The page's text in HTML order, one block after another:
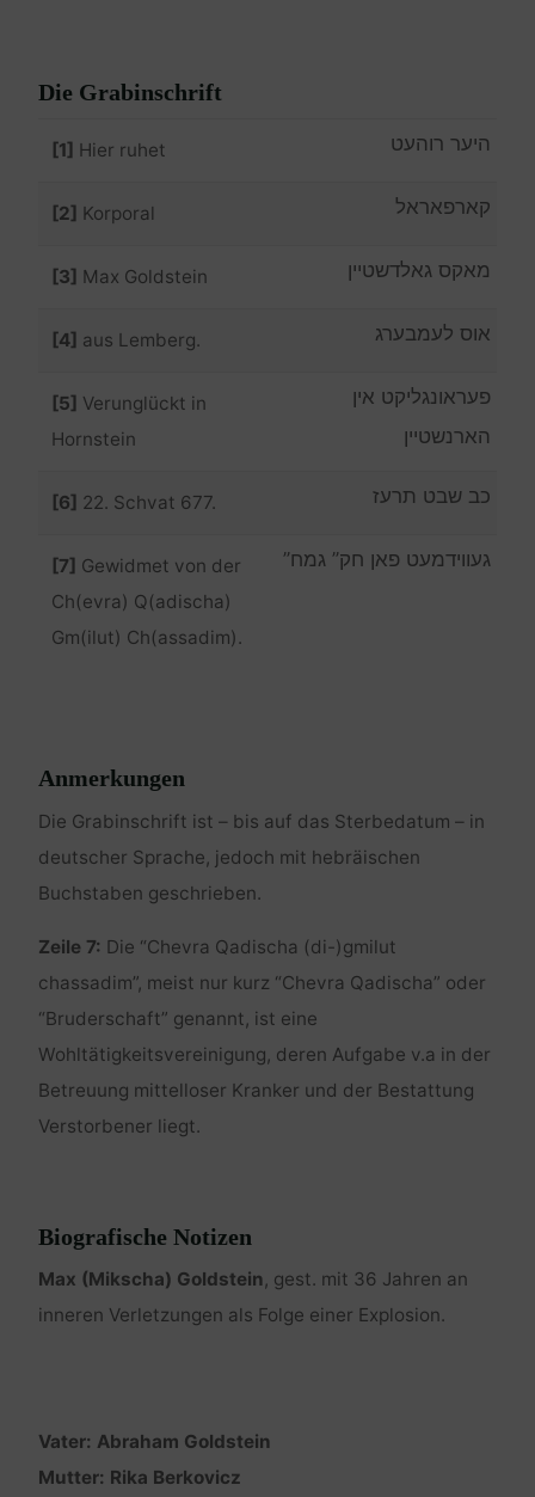
Die Grabinschrift
[1] Hier ruhet היער רוהעט
[2] Korporal קארפאראל
[3] Max Goldstein מאקס גאלדשטיין
[4] aus Lemberg. אוס לעמבערג
[5] Verunglückt in
Hornstein
פעראונגליקט אין
הארנשטיין
[6] 22. Schvat 677. כב שבט תרעז
[7] Gewidmet von der
Ch(evra) Q(adischa)
Gm(ilut) Ch(assadim).
געווידמעט פאן חק” גמח”
Anmerkungen
Die Grabinschrift ist – bis auf das Sterbedatum – in
deutscher Sprache, jedoch mit hebräischen
Buchstaben geschrieben.
Zeile 7: Die “Chevra Qadischa (di-)gmilut
chassadim”, meist nur kurz “Chevra Qadischa” oder
“Bruderschaft” genannt, ist eine
Wohltätigkeitsvereinigung, deren Aufgabe v.a in der
Betreuung mittelloser Kranker und der Bestattung
Verstorbener liegt.
Biografische Notizen
Max (Mikscha) Goldstein, gest. mit 36 Jahren an
inneren Verletzungen als Folge einer Explosion.
Vater: Abraham Goldstein
Mutter: Rika Berkovicz